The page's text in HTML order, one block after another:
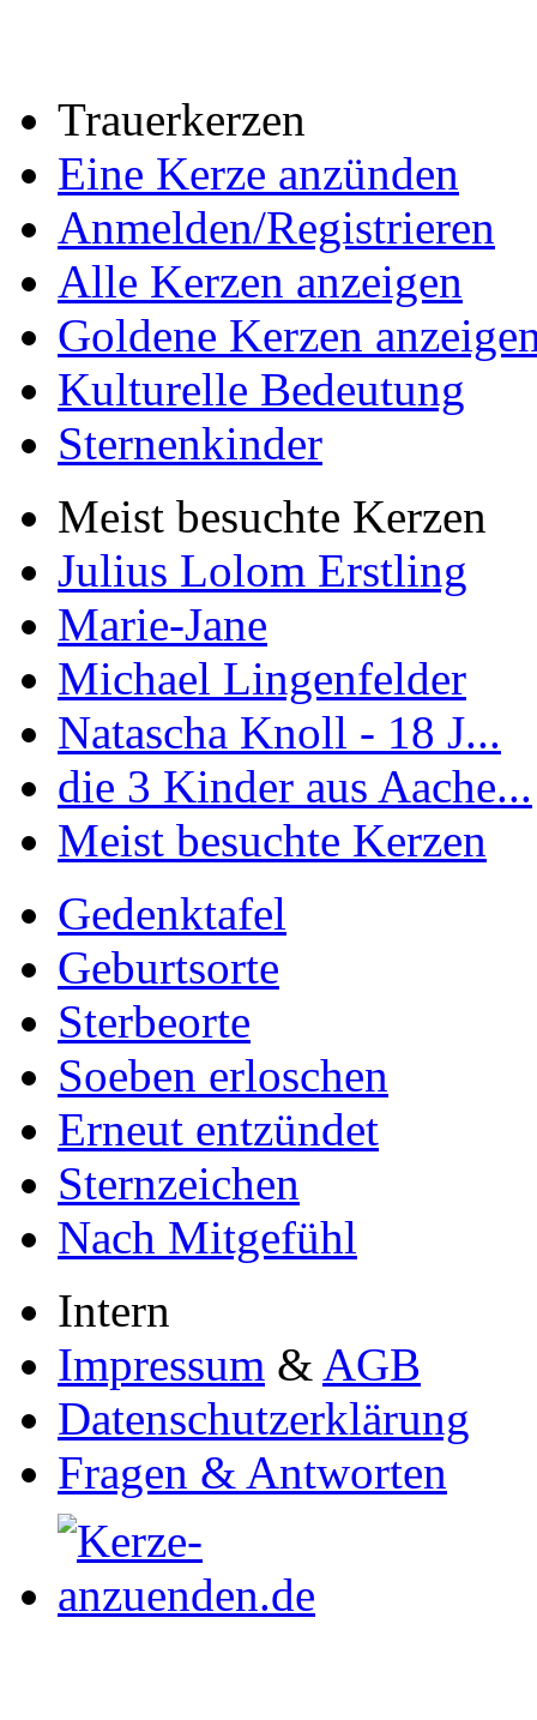
Trauerkerzen
Eine Kerze anzünden
Anmelden/Registrieren
Alle Kerzen anzeigen
Goldene Kerzen
Kulturelle Bedeutung
Sternenkinder
Meist besuchte Kerzen
Julius Lolom Erstling
Marie-Jane
Michael Lingenfelder
Natascha Knoll - 18 J...
die 3 Kinder aus Aache...
Meist besuchte Kerzen
Gedenktafel
Geburtsorte
Sterbeorte
Soeben erloschen
Erneut entzündet
Sternzeichen
Nach Mitgefühl
Intern
Impressum & AGB
Datenschutzerklärung
Fragen & Antworten